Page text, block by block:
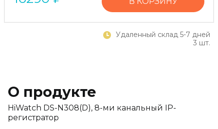
Удаленный склад 5-7 дней
3 шт.
О продукте
HiWatch DS-N308(D), 8-ми канальный IP-
регистратор